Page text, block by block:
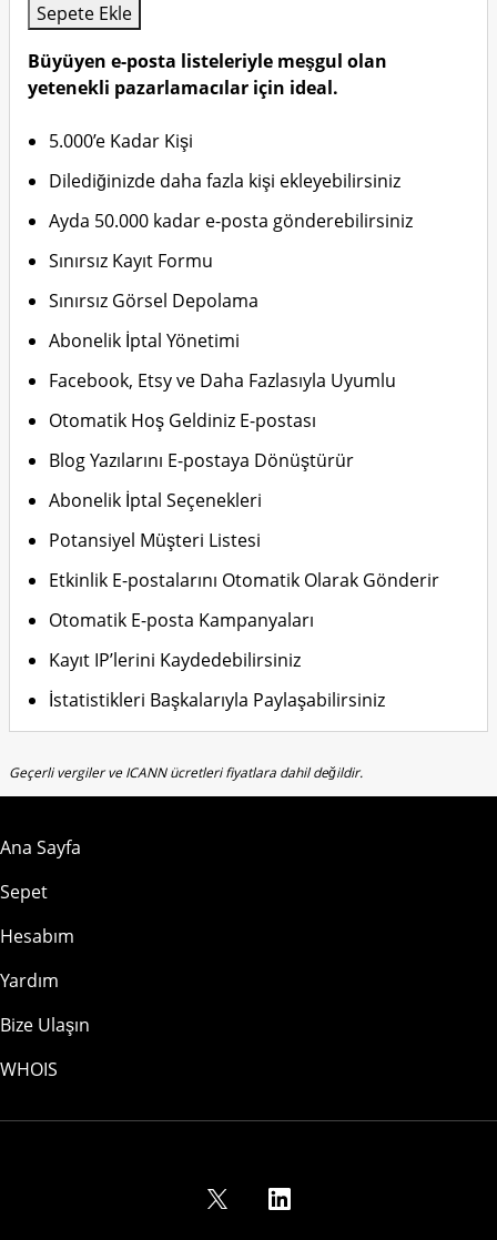
Sepete Ekle
Büyüyen e-posta listeleriyle meşgul olan
yetenekli pazarlamacılar için ideal.
5.000’e Kadar Kişi
Dilediğinizde daha fazla kişi ekleyebilirsiniz
Ayda 50.000 kadar e-posta gönderebilirsiniz
Sınırsız Kayıt Formu
Sınırsız Görsel Depolama
Abonelik İptal Yönetimi
Facebook, Etsy ve Daha Fazlasıyla Uyumlu
Otomatik Hoş Geldiniz E-postası
Blog Yazılarını E-postaya Dönüştürür
Abonelik İptal Seçenekleri
Potansiyel Müşteri Listesi
Etkinlik E-postalarını Otomatik Olarak Gönderir
Otomatik E-posta Kampanyaları
Kayıt IP’lerini Kaydedebilirsiniz
İstatistikleri Başkalarıyla Paylaşabilirsiniz
Geçerli vergiler ve ICANN ücretleri fiyatlara dahil değildir.
Ana Sayfa
Sepet
Hesabım
Yardım
Bize Ulaşın
WHOIS